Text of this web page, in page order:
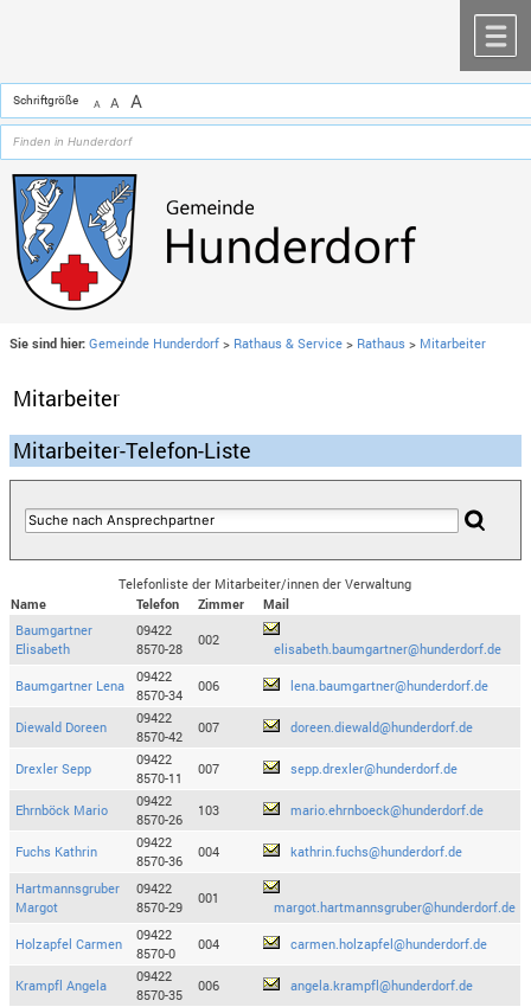
Schriftgröße A A A
Sie sind hier: Gemeinde Hunderdorf > Rathaus & Service > Rathaus > Mitarbeiter
Mitarbeiter
Mitarbeiter-Telefon-Liste
Telefonliste der Mitarbeiter/innen der Verwaltung
Name
Telefon Zimmer
Mail
Baumgartner
Elisabeth
09422
8570-28
002
elisabeth.baumgartner@hunderdorf.de
Baumgartner Lena
09422
8570-34
006 lena.baumgartner@hunderdorf.de
Diewald Doreen
09422
8570-42
007 doreen.diewald@hunderdorf.de
Drexler Sepp
09422
8570-11
007 sepp.drexler@hunderdorf.de
Ehrnböck Mario
09422
8570-26
103 mario.ehrnboeck@hunderdorf.de
Fuchs Kathrin
09422
8570-36
004 kathrin.fuchs@hunderdorf.de
Hartmannsgruber
Margot
09422
8570-29
001
margot.hartmannsgruber@hunderdorf.de
Holzapfel Carmen
09422
8570-0
004 carmen.holzapfel@hunderdorf.de
Krampfl Angela
09422
8570-35
006 angela.krampfl@hunderdorf.de